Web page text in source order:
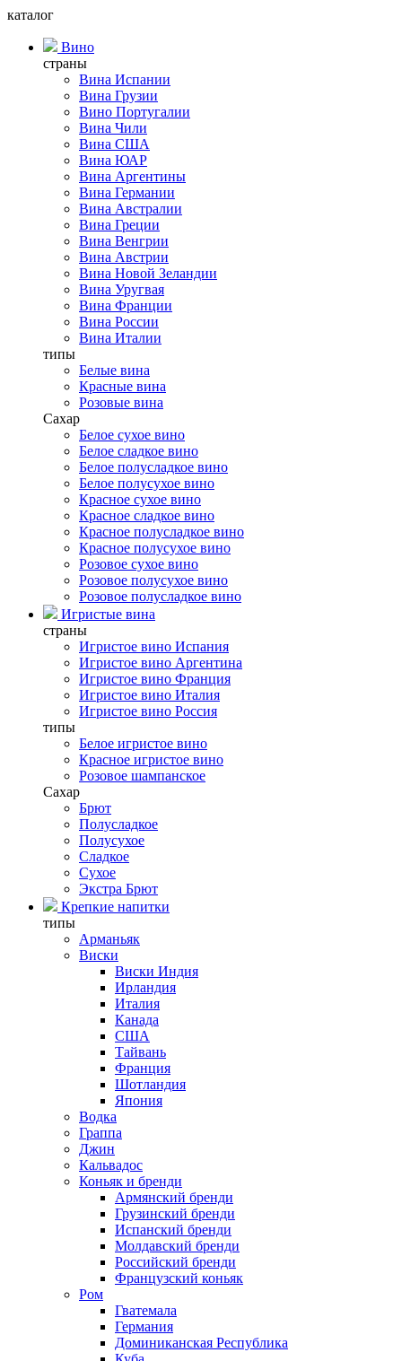
каталог
Вино
страны
Вина Испании
Вина Грузии
Вино Португалии
Вина Чили
Вина США
Вина ЮАР
Вина Аргентины
Вина Германии
Вина Австралии
Вина Греции
Вина Венгрии
Вина Австрии
Вина Новой Зеландии
Вина Уругвая
Вина Франции
Вина России
Вина Италии
типы
Белые вина
Красные вина
Розовые вина
Сахар
Белое сухое вино
Белое сладкое вино
Белое полусладкое вино
Белое полусухое вино
Красное сухое вино
Красное сладкое вино
Красное полусладкое вино
Красное полусухое вино
Розовое сухое вино
Розовое полусухое вино
Розовое полусладкое вино
Игристые вина
страны
Игристое вино Испания
Игристое вино Аргентина
Игристое вино Франция
Игристое вино Италия
Игристое вино Россия
типы
Белое игристое вино
Красное игристое вино
Розовое шампанское
Сахар
Брют
Полусладкое
Полусухое
Сладкое
Сухое
Экстра Брют
Крепкие напитки
типы
Арманьяк
Виски
Виски Индия
Ирландия
Италия
Канада
США
Тайвань
Франция
Шотландия
Япония
Водка
Граппа
Джин
Кальвадос
Коньяк и бренди
Армянский бренди
Грузинский бренди
Испанский бренди
Молдавский бренди
Российский бренди
Французский коньяк
Ром
Гватемала
Германия
Доминиканская Республика